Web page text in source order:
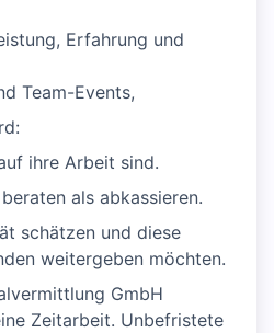
Erfahrung und
Team-Events,
ihre Arbeit sind.
als abkassieren.
schätzen und diese
weitergeben möchten.
GmbH
Zeitarbeit. Unbefristete